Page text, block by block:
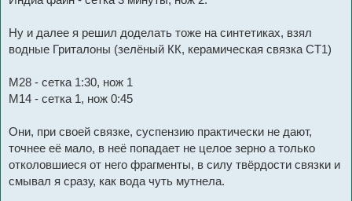
Ну и далее я решил доделать тоже на синтетиках, взял
водные Гриталоны (зелёный КК, керамическая связка СТ1)
М28 - сетка 1:30, нож 1
М14 - сетка 1, нож 0:45
Они, при своей связке, суспензию практически не дают,
точнее её мало, в неё попадает не целое зерно а только
отколовшиеся от него фрагменты, в силу твёрдости связки и
смывал я сразу, как вода чуть мутнела.